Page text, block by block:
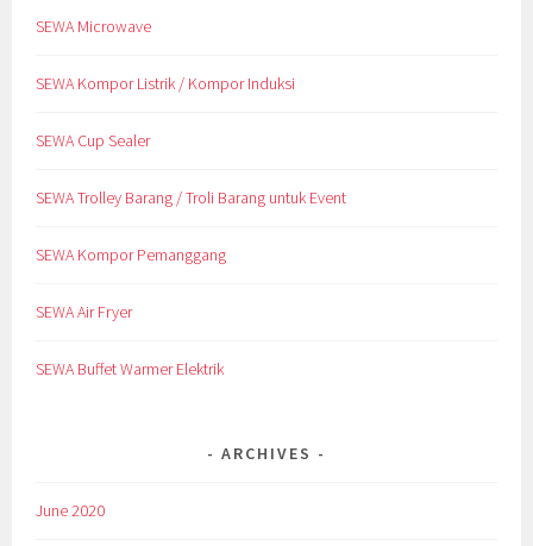
SEWA Microwave
SEWA Kompor Listrik / Kompor Induksi
SEWA Cup Sealer
SEWA Trolley Barang / Troli Barang untuk Event
SEWA Kompor Pemanggang
SEWA Air Fryer
SEWA Buffet Warmer Elektrik
ARCHIVES
June 2020